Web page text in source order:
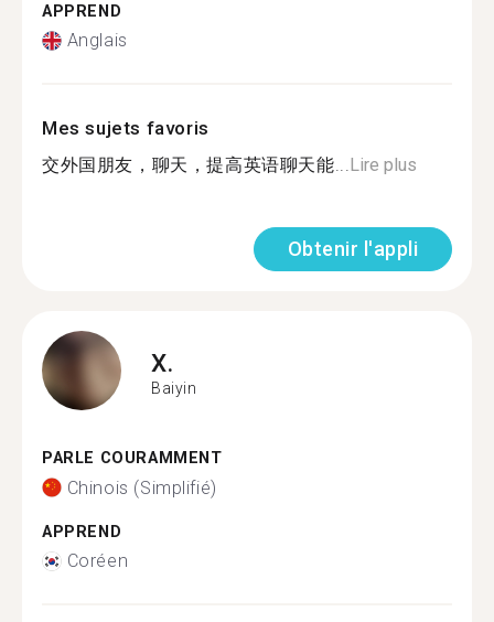
APPREND
Anglais
Mes sujets favoris
交外国朋友，聊天，提高英语聊天能...Lire plus
Obtenir l'appli
X.
Baiyin
PARLE COURAMMENT
Chinois (Simplifié)
APPREND
Coréen